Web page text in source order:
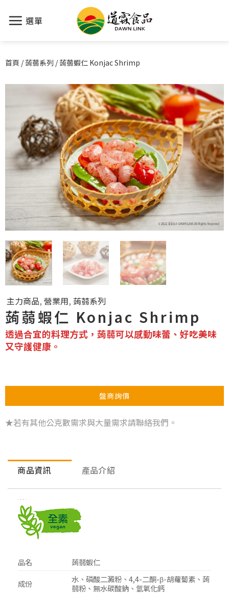
選單
首頁 /蒟蒻系列 /蒟蒻蝦仁 Konjac Shrimp
主力商品, 營業用, 蒟蒻系列
蒟蒻蝦仁 Konjac Shrimp
透過合宜的料理方式，蒟蒻可以感動味蕾、好吃美味
又守護健康。
盤商詢價
★若有其他公克數需求與大量需求請聯絡我們。
商品資訊 產品介紹
品名
蒟蒻蝦仁
成份
水、磷酸二澱粉、4,4-二酮-β-胡蘿蔔素、蒟
蒻粉、無水碳酸鈉、氫氧化鈣